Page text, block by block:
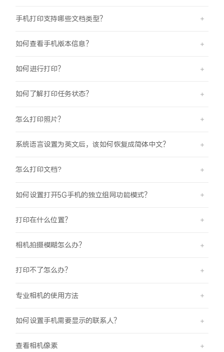
手机打印支持哪些文档类型？
如何查看手机版本信息？
如何进行打印？
如何了解打印任务状态？
怎么打印照片？
系统语言设置为英文后，该如何恢复成简体中文？
怎么打印文档?
如何设置打开5G手机的独立组网功能模式？
打印在什么位置？
相机拍摄模糊怎么办？
打印不了怎么办？
专业相机的使用方法
如何设置手机需要显示的联系人？
查看相机像素